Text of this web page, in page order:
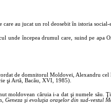
care au jucat un rol deosebit în istoria
unde începea drumul care, suind pe
de domnitorul Moldovei, Alexandru
şi Artă, Bacău, XVI, 1985).
moldovean căruia i-a dat şi numele
Geneza şi evoluţia oraşelor din sud-vestul